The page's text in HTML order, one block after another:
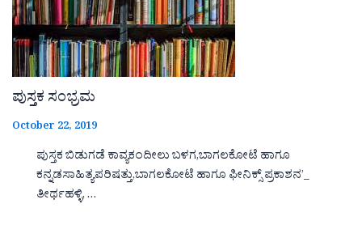
ಪುಸ್ತಕ ಸಂಭ್ರಮ
October 22, 2019
ಪುಸ್ತಕ ಬಿಡುಗಡೆ ಕಾವ್ಯಕಂದೀಲು ಬಳಗ,ಬಾಗಲಕೋಟೆ ಹಾಗೂ
ಕನ್ನಡಸಾಹಿತ್ಯಪರಿಷತ್ತು,ಬಾಗಲಕೋಟೆ ಹಾಗೂ ಫೀನಿಕ್ಸ್ ಪ್ರಕಾಶನ’_
ತೀರ್ಥಹಳ್ಳಿ, …